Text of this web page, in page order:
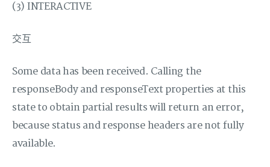
(3) INTERACTIVE
交互
Some data has been received. Calling the
responseBody and responseText properties at this
state to obtain partial results will return an error,
because status and response headers are not fully
available.